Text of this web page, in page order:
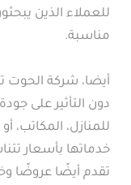
للعملاء الذين
مناسبة.
أيضا، شركة الحوت
دون التأثير على
للمنازل، المكاتب،
خدماتها بأسعار
تقدم أيضًا عروضًا